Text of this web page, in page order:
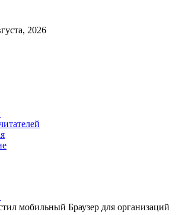
2026
мобильный Браузер для организаций